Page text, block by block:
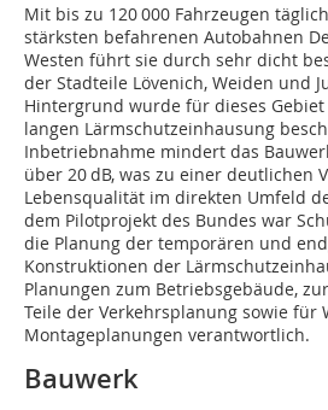
Mit bis zu 120 000 Fahrzeugen
stärksten befahrenen Autobahnen
Westen führt sie durch sehr dicht
der Stadteile Lövenich, Weiden und
Hintergrund wurde für dieses Gebiet
langen Lärmschutzeinhausung
Inbetriebnahme mindert das
über 20 dB, was zu einer deutlichen
Lebensqualität im direkten Umfeld
dem Pilotprojekt des Bundes war
die Planung der temporären und
Konstruktionen der
Planungen zum Betriebsgebäude,
Teile der Verkehrsplanung sowie für
Montageplanungen verantwortlich.
Bauwerk